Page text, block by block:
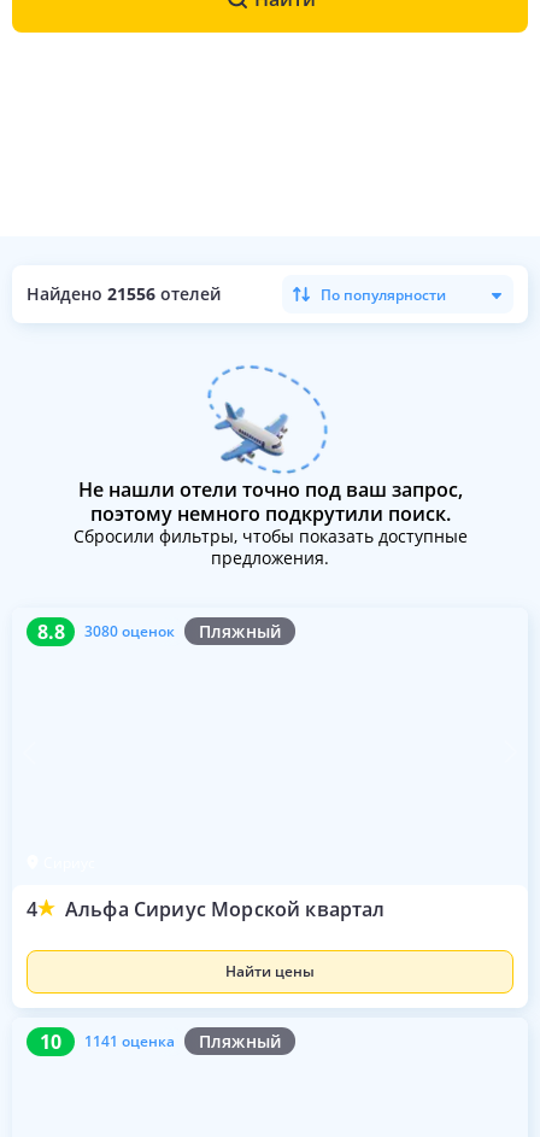
Найдено 21556 отелей По популярности
Не нашли отели точно под ваш запрос,
поэтому немного подкрутили поиск.
Сбросили фильтры, чтобы показать доступные
предложения.
8.8 3080 оценок Пляжный
4 Альфа Сириус Морской квартал
8.8 3080 оценок
Найти цены
10 1141 оценка Пляжный
10 1141 оценка